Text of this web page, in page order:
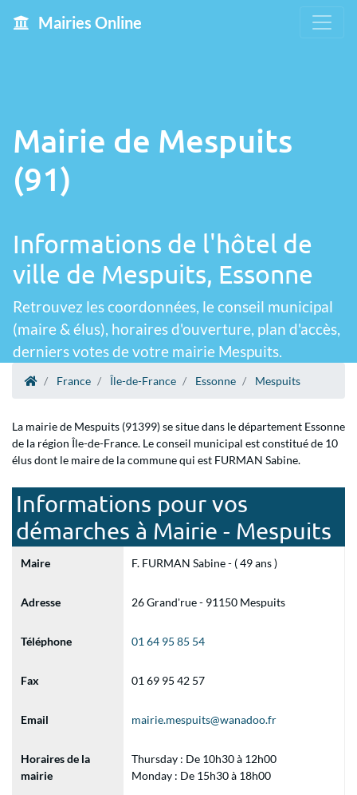
Mairies Online
Mairie de Mespuits
(91)
Informations de l'hôtel de
ville de Mespuits, Essonne
Retrouvez les coordonnées, le conseil municipal
(maire & élus), horaires d'ouverture, plan d'accès,
derniers votes de votre mairie Mespuits.
France Île-de-France Essonne Mespuits
La mairie de Mespuits (91399) se situe dans le département Essonne
de la région Île-de-France. Le conseil municipal est constitué de 10
élus dont le maire de la commune qui est FURMAN Sabine.
Informations pour vos
démarches à Mairie - Mespuits
Maire F. FURMAN Sabine - ( 49 ans )
Adresse 26 Grand'rue - 91150 Mespuits
Téléphone 01 64 95 85 54
Fax 01 69 95 42 57
Email mairie.mespuits@wanadoo.fr
Horaires de la
mairie
Thursday : De 10h30 à 12h00
Monday : De 15h30 à 18h00